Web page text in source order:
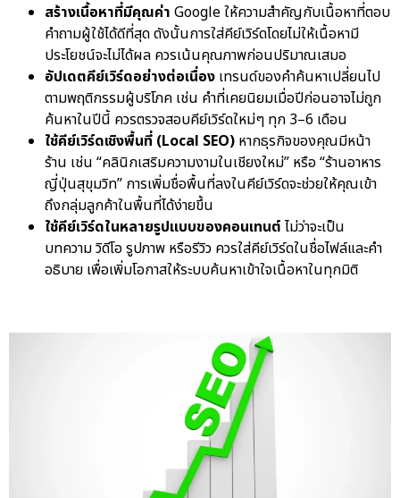
สร้างเนื้อหาที่มีคุณค่า Google ให้ความสำคัญกับเนื้อหาที่ตอบ
คำถามผู้ใช้ได้ดีที่สุด ดังนั้นการใส่คีย์เวิร์ดโดยไม่ให้เนื้อหามี
ประโยชน์จะไม่ได้ผล ควรเน้นคุณภาพก่อนปริมาณเสมอ
อัปเดตคีย์เวิร์ดอย่างต่อเนื่อง เทรนด์ของคำค้นหาเปลี่ยนไป
ตามพฤติกรรมผู้บริโภค เช่น คำที่เคยนิยมเมื่อปีก่อนอาจไม่ถูก
ค้นหาในปีนี้ ควรตรวจสอบคีย์เวิร์ดใหม่ๆ ทุก 3–6 เดือน
ใช้คีย์เวิร์ดเชิงพื้นที่ (Local SEO) หากธุรกิจของคุณมีหน้า
ร้าน เช่น “คลินิกเสริมความงามในเชียงใหม่” หรือ “ร้านอาหาร
ญี่ปุ่นสุขุมวิท” การเพิ่มชื่อพื้นที่ลงในคีย์เวิร์ดจะช่วยให้คุณเข้า
ถึงกลุ่มลูกค้าในพื้นที่ได้ง่ายขึ้น
ใช้คีย์เวิร์ดในหลายรูปแบบของคอนเทนต์ ไม่ว่าจะเป็น
บทความ วิดีโอ รูปภาพ หรือรีวิว ควรใส่คีย์เวิร์ดในชื่อไฟล์และคำ
อธิบาย เพื่อเพิ่มโอกาสให้ระบบค้นหาเข้าใจเนื้อหาในทุกมิติ